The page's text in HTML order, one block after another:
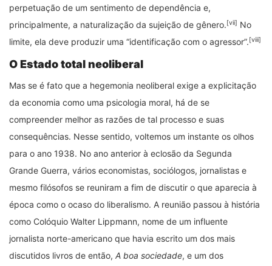
perpetuação de um sentimento de dependência e,
principalmente, a naturalização da sujeição de gênero. [vii] No
limite, ela deve produzir uma “identificação com o agressor”. [viii]
O Estado total neoliberal
Mas se é fato que a hegemonia neoliberal exige a explicitação
da economia como uma psicologia moral, há de se
compreender melhor as razões de tal processo e suas
consequências. Nesse sentido, voltemos um instante os olhos
para o ano 1938. No ano anterior à eclosão da Segunda
Grande Guerra, vários economistas, sociólogos, jornalistas e
mesmo filósofos se reuniram a fim de discutir o que aparecia à
época como o ocaso do liberalismo. A reunião passou à história
como Colóquio Walter Lippmann, nome de um influente
jornalista norte-americano que havia escrito um dos mais
discutidos livros de então, A boa sociedade, e um dos